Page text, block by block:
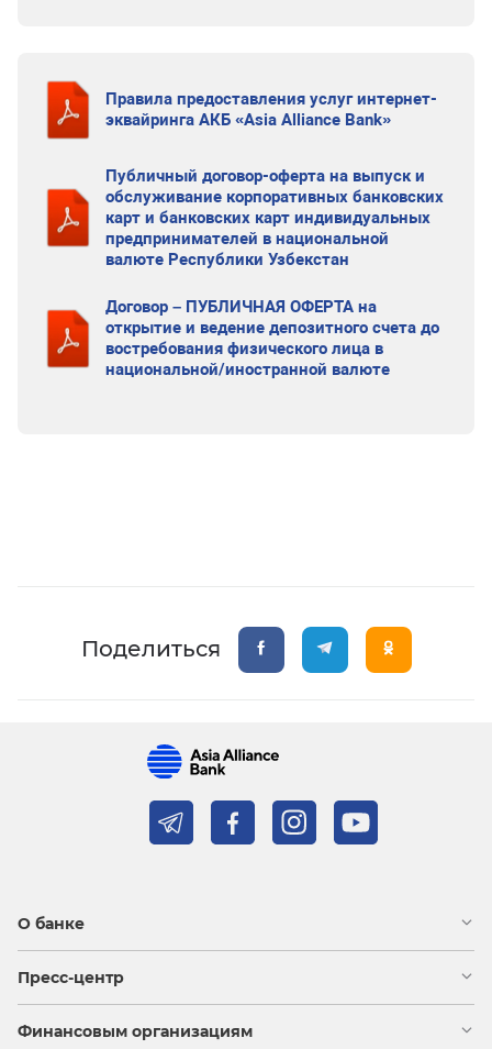
Правила предоставления услуг интернет-
эквайринга АКБ «Asia Alliance Bank»
Публичный договор-оферта на выпуск и
обслуживание корпоративных банковских
карт и банковских карт индивидуальных
предпринимателей в национальной
валюте Республики Узбекстан
Договор – ПУБЛИЧНАЯ ОФЕРТА на
открытие и ведение депозитного счета до
востребования физического лица в
национальной/иностранной валюте
Поделиться
О банке
Пресс-центр
Финансовым организациям